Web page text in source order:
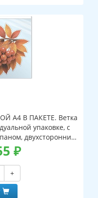
А4 В ПАКЕТЕ. Ветка
упаковке, с
двухсторонний,
₽
+